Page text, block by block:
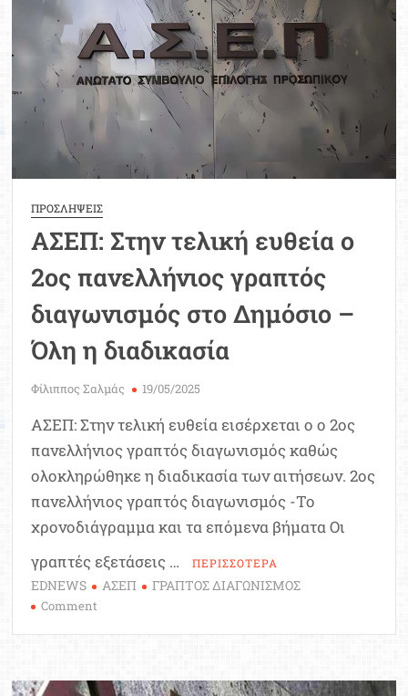
απολυτήριο
Λυκείου,
ΕΠΑΛ,
ΤΕΕ
ΠΡΟΣΛΗΨΕΙΣ
ΑΣΕΠ: Στην τελική ευθεία ο
2ος πανελλήνιος γραπτός
διαγωνισμός στο Δημόσιο –
Όλη η διαδικασία
Φίλιππος Σαλμάς 19/05/2025
ΑΣΕΠ: Στην τελική ευθεία εισέρχεται ο ο 2ος
πανελλήνιος γραπτός διαγωνισμός καθώς
ολοκληρώθηκε η διαδικασία των αιτήσεων. 2ος
πανελλήνιος γραπτός διαγωνισμός -Το
χρονοδιάγραμμα και τα επόμενα βήματα Οι
γραπτές εξετάσεις …
ΠΕΡΙΣΣΟΤΕΡΑ
EDNEWS ΑΣΕΠ ΓΡΑΠΤΟΣ ΔΙΑΓΩΝΙΣΜΟΣ
Comment
ευθεία